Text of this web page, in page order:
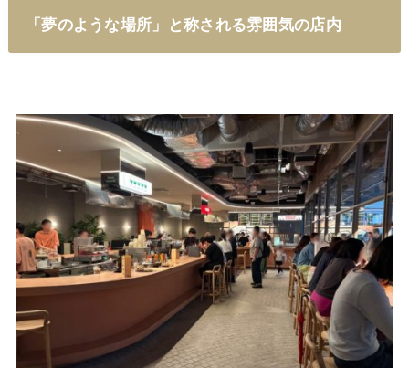
「夢のような場所」と称される雰囲気の店内